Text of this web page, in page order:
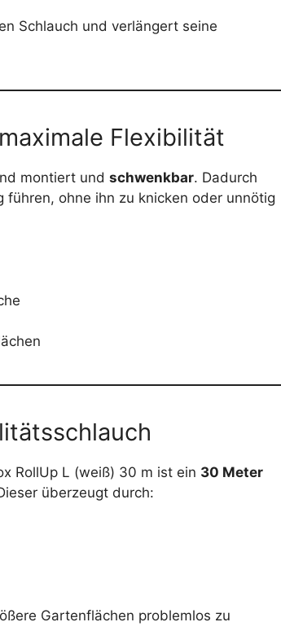
Schlauch und verlängert seine
Flexibilität
montiert und schwenkbar. Dadurch
ohne ihn zu knicken oder unnötig
RollUp L (weiß) 30 m ist ein 30 Meter
überzeugt durch:
Gartenflächen problemlos zu